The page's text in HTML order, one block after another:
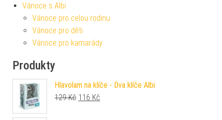
Vánoce s Albi
Vánoce pro celou rodinu
Vánoce pro děti
Vánoce pro kamarády
Produkty
Hlavolam na klíče - Dva klíče Albi
129Kč Původní cena byla: 129 Kč.
116 Kč